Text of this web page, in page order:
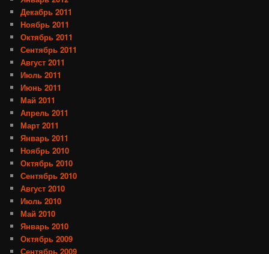
Декабрь 2011
Ноябрь 2011
Октябрь 2011
Сентябрь 2011
Август 2011
Июль 2011
Июнь 2011
Май 2011
Апрель 2011
Март 2011
Январь 2011
Ноябрь 2010
Октябрь 2010
Сентябрь 2010
Август 2010
Июль 2010
Май 2010
Январь 2010
Октябрь 2009
Сентябрь 2009